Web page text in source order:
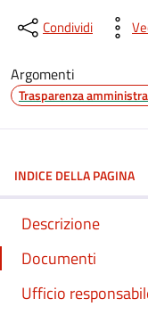
Condividi
Argomenti
Trasparenza
INDICE DELLA PAGINA
Descrizione
Documenti
Ufficio